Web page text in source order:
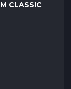
CLASSIC